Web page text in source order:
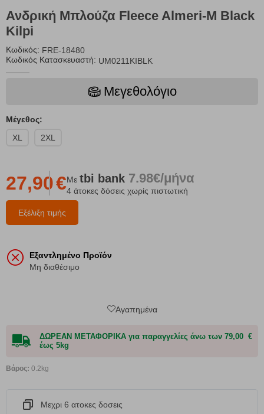
Ανδρική Μπλούζα Fleece Almeri-M Black
Kilpi
Κωδικός: FRE-18480
Κωδικός Κατασκευαστή: UM0211KIBLK
Μεγεθολόγιο
Μέγεθος:
XL
2XL
Εξέλιξη τιμής
27,90€Με tbi bank 7.98€/μήνα
4 άτοκες δόσεις χωρίς πιστωτική
Εξαντλημένο Προϊόν
Μη διαθέσιμο
Αγαπημένα
ΔΩΡΕΑΝ ΜΕΤΑΦΟΡΙΚΑ για παραγγελίες άνω των 79,00 €
έως 5kg
Βάρος: 0.2kg
Μεχρι 6 ατοκες δοσεις